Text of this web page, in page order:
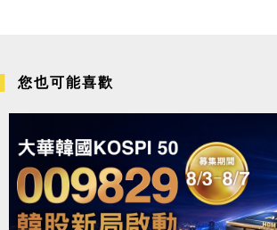
您也可能喜歡